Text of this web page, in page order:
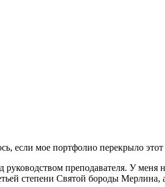
если мое портфолио перекрыло этот
преподавателя. У меня
степени Святой бороды Мерлина,